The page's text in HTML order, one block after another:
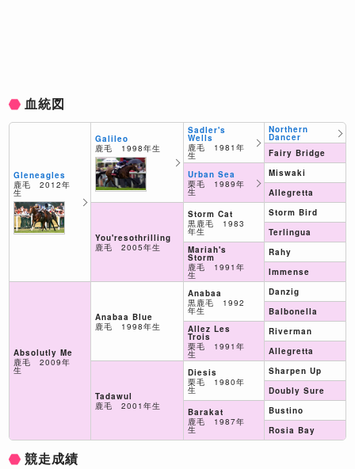
血統図
Gleneagles
鹿毛 2012年
生
Absolutly Me
鹿毛 2009年
生
Galileo
鹿毛 1998年生
You'resothrilling
鹿毛 2005年生
Anabaa Blue
鹿毛 1998年生
Tadawul
鹿毛 2001年生
Sadler's
Wells
鹿毛 1981年
生
Urban Sea
栗毛 1989年
生
Storm Cat
黒鹿毛 1983
年生
Mariah's
Storm
鹿毛 1991年
生
Anabaa
黒鹿毛 1992
年生
Allez Les
Trois
栗毛 1991年
生
Diesis
栗毛 1980年
生
Barakat
鹿毛 1987年
生
Northern
Dancer
Fairy Bridge
Miswaki
Allegretta
Storm Bird
Terlingua
Rahy
Immense
Danzig
Balbonella
Riverman
Allegretta
Sharpen Up
Doubly Sure
Bustino
Rosia Bay
競走成績